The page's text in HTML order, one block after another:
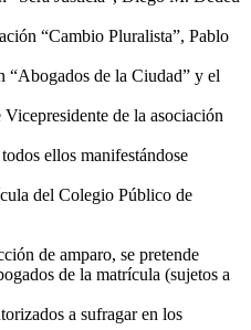
“Cambio Pluralista”, Pablo
“Abogados de la Ciudad” y el
de la asociación
ellos manifestándose
del Colegio Público de
de amparo, se pretende
de la matrícula (sujetos a
a sufragar en los